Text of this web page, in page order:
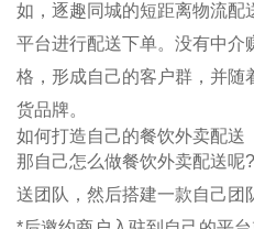
如，逐趣同城的短距离物流配
平台进行配送下单。没有中介
格，形成自己的客户群，并随
货品牌。
如何打造自己的餐饮外卖配送
那自己怎么做餐饮外卖配送呢
送团队，然后搭建一款自己团